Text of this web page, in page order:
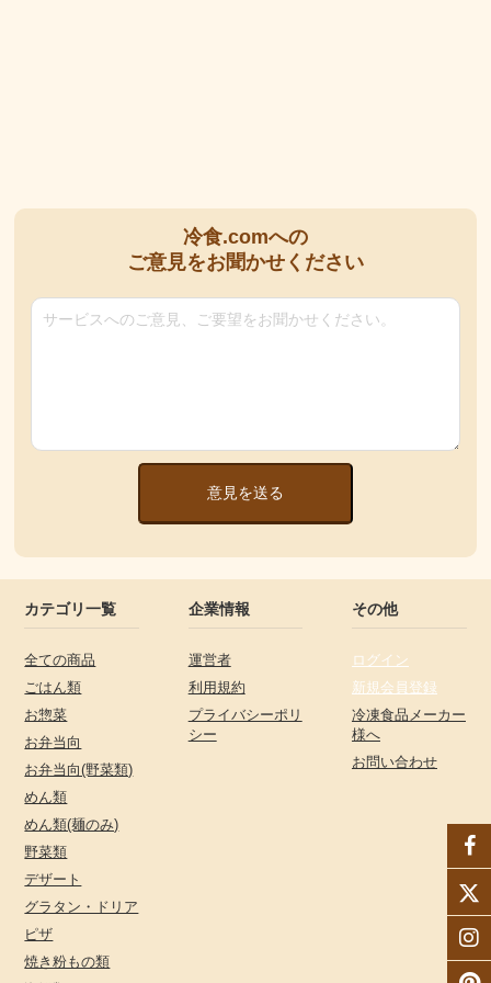
冷食.comへの
ご意見をお聞かせください
意見を送る
カテゴリ一覧
全ての商品
ごはん類
お惣菜
お弁当向
お弁当向(野菜類)
めん類
めん類(麺のみ)
野菜類
デザート
グラタン・ドリア
ピザ
焼き粉もの類
企業情報
運営者
利用規約
プライバシーポリ
シー
その他
ログイン
新規会員登録
冷凍食品メーカー
様へ
お問い合わせ